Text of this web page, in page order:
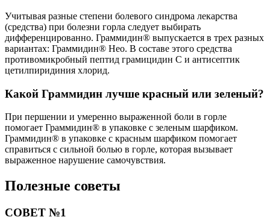
Учитывая разные степени болевого синдрома лекарства
(средства) при болезни горла следует выбирать
дифференцированно. Граммидин® выпускается в трех разных
вариантах: Граммидин® Нео. В составе этого средства
противомикробный пептид грамицидин С и антисептик
цетилпиридиния хлорид.
Какой Граммидин лучше красный или зеленый?
При першении и умеренно выраженной боли в горле
помогает Граммидин® в упаковке с зеленым шарфиком.
Граммидин® в упаковке с красным шарфиком помогает
справиться с сильной болью в горле, которая вызывает
выраженное нарушение самочувствия.
Полезные советы
СОВЕТ №1